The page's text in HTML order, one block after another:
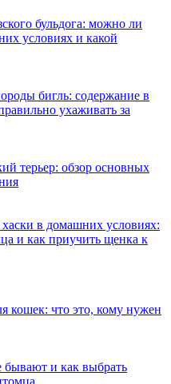
бульдога: можно ли
условиях и какой
бигль: содержание в
ухаживать за
терьер: обзор основных
в домашних условиях:
и как приучить щенка к
кошек: что это, кому нужен
бывают и как выбрать